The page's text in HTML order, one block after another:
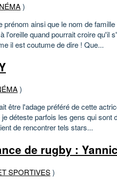
)
ainsi que le nom de
l'oreille quand pourrait croire qu'il
il est coutume de dire ! Que...
)
être l'adage préféré de cette
déteste parfois les gens qui sont
de rencontrer tels stars...
de rugby :
SPORTIVES)